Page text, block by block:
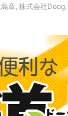
島章, 株式会社Doog,